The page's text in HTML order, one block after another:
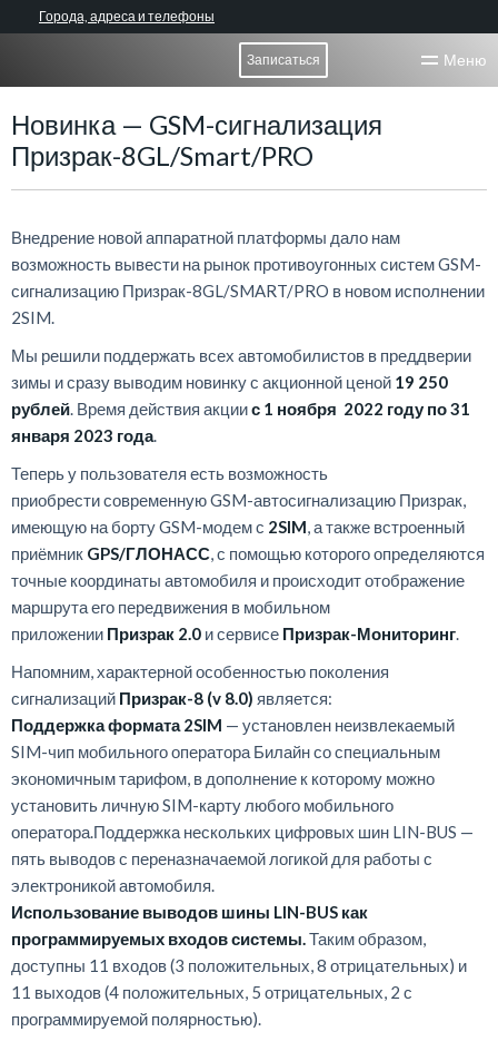
Города, адреса и телефоны
Записаться Меню
Новинка — GSM-сигнализация
Призрак-8GL/Smart/PRO
Внедрение новой аппаратной платформы дало нам
возможность вывести на рынок противоугонных систем GSM-
сигнализацию Призрак-8GL/SMART/PRO в новом исполнении
2SIM.
Мы решили поддержать всех автомобилистов в преддверии
зимы и сразу выводим новинку с акционной ценой 19 250
рублей. Время действия акциис 1 ноября 2022 году по 31
января 2023 года.
Теперь у пользователя есть возможность
приобрести современную GSM-автосигнализацию Призрак,
имеющую на борту GSM-модем с 2SIM, а также встроенный
приёмник GPS/ГЛОНАСС, с помощью которого определяются
точные координаты автомобиля и происходит отображение
маршрута его передвижения в мобильном
приложении Призрак 2.0 и сервисе Призрак-Мониторинг.
Напомним, характерной особенностью поколения
сигнализаций Призрак-8 (v 8.0) является:
Поддержка формата 2SIM — установлен неизвлекаемый
SIM-чип мобильного оператора Билайн со специальным
экономичным тарифом, в дополнение к которому можно
установить личную SIM-карту любого мобильного
оператора.Поддержка нескольких цифровых шин LIN-BUS —
пять выводов с переназначаемой логикой для работы с
электроникой автомобиля.
Использование выводов шины LIN-BUS как
программируемых входов системы.Таким образом,
доступны 11 входов (3 положительных, 8 отрицательных) и
11 выходов (4 положительных, 5 отрицательных, 2 с
программируемой полярностью).